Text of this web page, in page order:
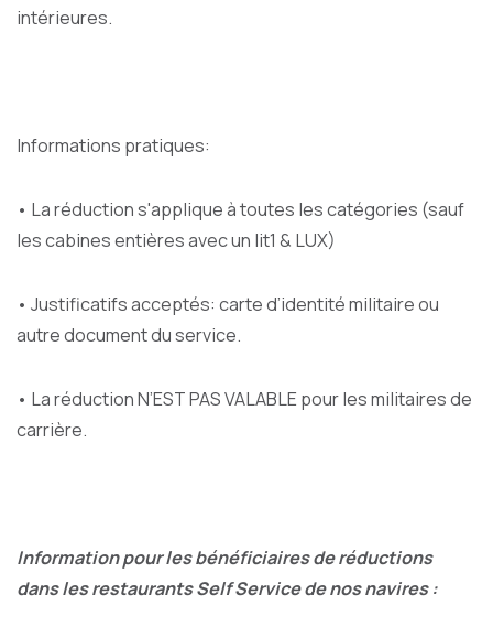
intérieures.
Informations pratiques:
• La réduction s'applique à toutes les catégories (sauf
les cabines entières avec un lit1 & LUX)
• Justificatifs acceptés: carte d’identité militaire ou
autre document du service.
• La réduction N’EST PAS VALABLE pour les militaires de
carrière.
Information pour les bénéficiaires de réductions
dans les restaurants Self Service de nos navires :